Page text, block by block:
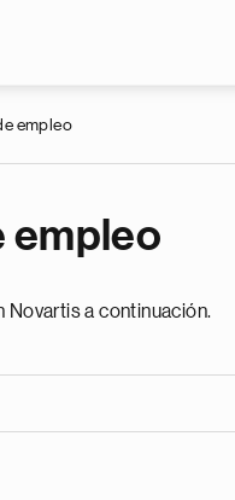
empleo
empleo
Novartis a continuación.